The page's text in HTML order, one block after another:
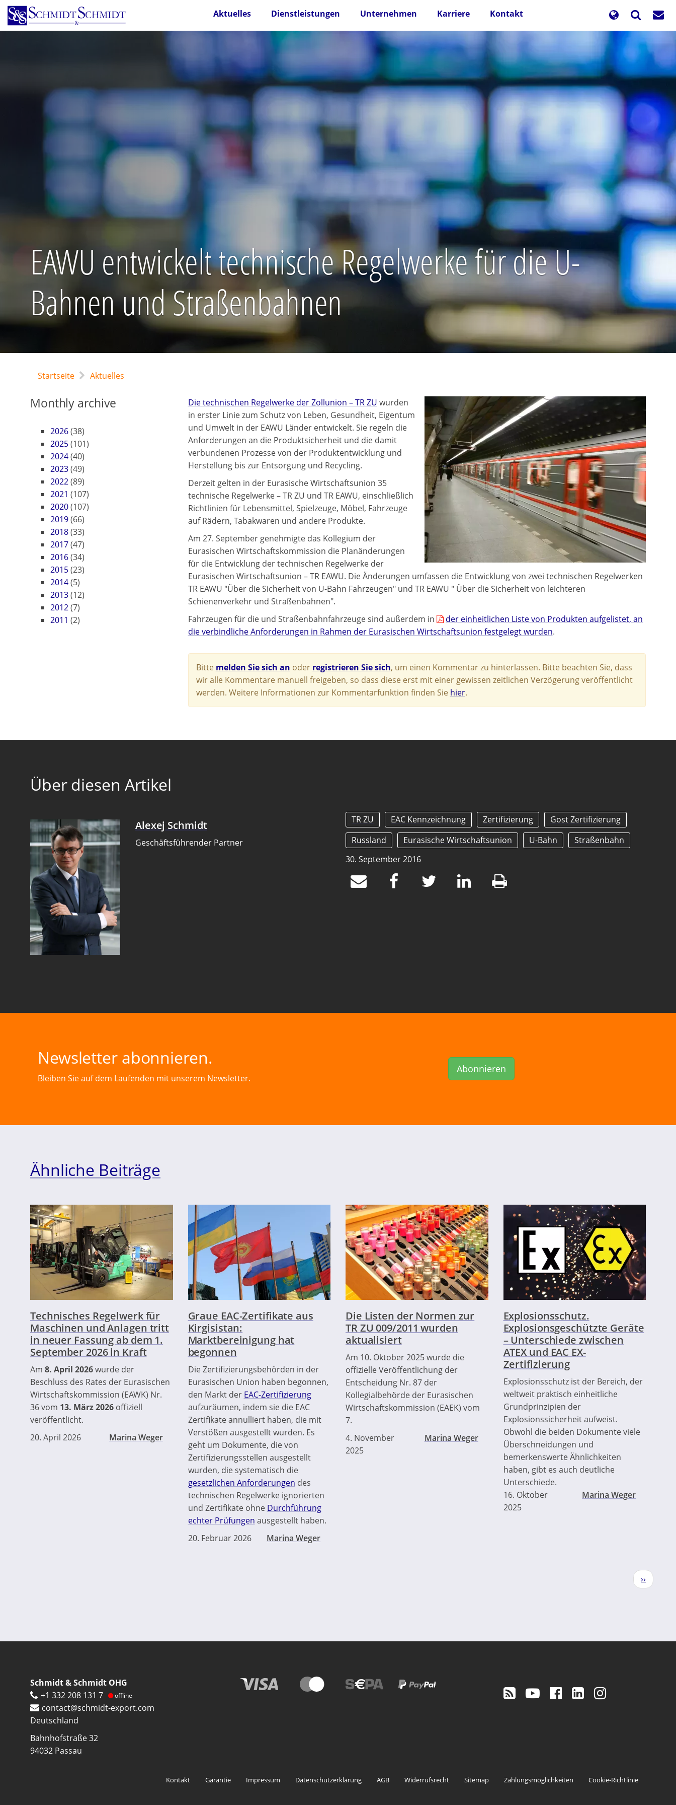
Direkt
zum
Inhalt
Aktuelles Dienstleistungen Unternehmen Karriere Kontakt
EAWU entwickelt technische Regelwerke für die U-
Bahnen und Straßenbahnen
Startseite Aktuelles
Monthly archive
2026(38)
2025(101)
2024(40)
2023(49)
2022(89)
2021 (107)
2020(107)
2019(66)
2018(33)
2017(47)
2016(34)
2015(23)
2014(5)
2013(12)
2012(7)
2011 (2)
Die technischen Regelwerke der Zollunion – TR ZU wurden
in erster Linie zum Schutz von Leben, Gesundheit, Eigentum
und Umwelt in der EAWU Länder entwickelt. Sie regeln die
Anforderungen an die Produktsicherheit und die damit
verbundenen Prozesse von der Produktentwicklung und
Herstellung bis zur Entsorgung und Recycling.
Derzeit gelten in der Eurasische Wirtschaftsunion 35
technische Regelwerke – TR ZU und TR EAWU, einschließlich
Richtlinien für Lebensmittel, Spielzeuge, Möbel, Fahrzeuge
auf Rädern, Tabakwaren und andere Produkte.
Am 27. September genehmigte das Kollegium der
Eurasischen Wirtschaftskommission die Planänderungen
für die Entwicklung der technischen Regelwerke der
Eurasischen Wirtschaftsunion – TR EAWU. Die Änderungen umfassen die Entwicklung von zwei technischen Regelwerken
TR EAWU "Über die Sicherheit von U-Bahn Fahrzeugen" und TR EAWU " Über die Sicherheit von leichteren
Schienenverkehr und Straßenbahnen".
Fahrzeugen für die und Straßenbahnfahrzeuge sind außerdem in
der einheitlichen Liste von Produkten aufgelistet, an
die verbindliche Anforderungen in Rahmen der Eurasischen Wirtschaftsunion festgelegt wurden.
Bitte melden Sie sich an oder registrieren Sie sich, um einen Kommentar zu hinterlassen. Bitte beachten Sie, dass
wir alle Kommentare manuell freigeben, so dass diese erst mit einer gewissen zeitlichen Verzögerung veröffentlicht
werden. Weitere Informationen zur Kommentarfunktion finden Sie hier.
Über diesen Artikel
Alexej Schmidt
Geschäftsführender Partner
TR ZU EAC Kennzeichnung Zertifizierung
Gost Zertifizierung
Russland
Eurasische Wirtschaftsunion U-Bahn
Straßenbahn
30. September 2016
Newsletter abonnieren.
Bleiben Sie auf dem Laufenden mit unserem Newsletter.
Abonnieren
Ähnliche Beiträge
Technisches Regelwerk für
Maschinen und Anlagen tritt
in neuer Fassung ab dem 1.
September 2026 in Kraft
Am 8. April 2026wurde der
Beschluss des Rates der Eurasischen
Wirtschaftskommission (EAWK) Nr.
36 vom 13. März 2026 offiziell
veröffentlicht.
20. April 2026
Marina Weger
Graue EAC-Zertifikate aus
Kirgisistan:
Marktbereinigung hat
begonnen
Die Zertifizierungsbehörden in der
Eurasischen Union haben begonnen,
den Markt der EAC-Zertifizierung
aufzuräumen, indem sie die EAC
Zertifikate annulliert haben, die mit
Verstößen ausgestellt wurden. Es
geht um Dokumente, die von
Zertifizierungsstellen ausgestellt
wurden, die systematisch die
gesetzlichen Anforderungen des
technischen Regelwerke ignorierten
und Zertifikate ohne Durchführung
echter Prüfungen ausgestellt haben.
20. Februar 2026
Marina Weger
Die Listen der Normen zur
TR ZU 009/2011 wurden
aktualisiert
Am 10. Oktober 2025 wurde die
offizielle Veröffentlichung der
Entscheidung Nr. 87 der
Kollegialbehörde der Eurasischen
Wirtschaftskommission (EAEK) vom
7.
4. November
2025
Marina Weger
Explosionsschutz.
Explosionsgeschützte Geräte
– Unterschiede zwischen
ATEX und EAC EX-
Zertifizierung
Explosionsschutz ist der Bereich, der
weltweit praktisch einheitliche
Grundprinzipien der
Explosionssicherheit aufweist.
Obwohl die beiden Dokumente viele
Überschneidungen und
bemerkenswerte Ähnlichkeiten
haben, gibt es auch deutliche
Unterschiede.
16. Oktober
2025
Marina Weger
Nächste
Seite
››
Schmidt & Schmidt OHG
+1 332 208 131 7
offline
contact@schmidt-export.com
Deutschland
Bahnhofstraße 32
94032 Passau
Kontakt Garantie Impressum Datenschutzerklärung AGB Widerrufsrecht Sitemap Zahlungsmöglichkeiten Cookie-Richtlinie